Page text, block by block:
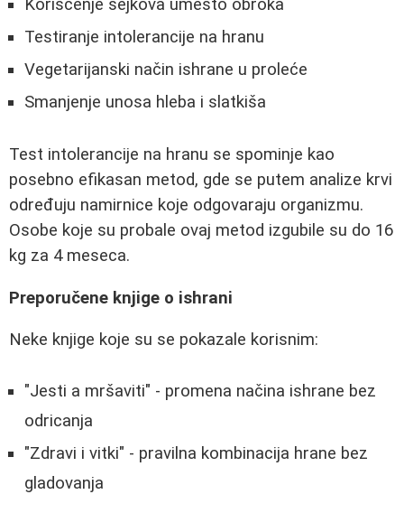
Korišćenje sejkova umesto obroka
Testiranje intolerancije na hranu
Vegetarijanski način ishrane u proleće
Smanjenje unosa hleba i slatkiša
Test intolerancije na hranu se spominje kao
posebno efikasan metod, gde se putem analize krvi
određuju namirnice koje odgovaraju organizmu.
Osobe koje su probale ovaj metod izgubile su do 16
kg za 4 meseca.
Preporučene knjige o ishrani
Neke knjige koje su se pokazale korisnim:
"Jesti a mršaviti" - promena načina ishrane bez
odricanja
"Zdravi i vitki" - pravilna kombinacija hrane bez
gladovanja